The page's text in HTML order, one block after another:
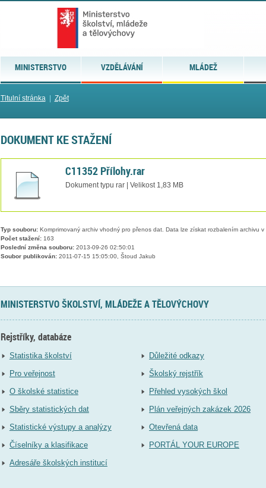
MINISTERSTVO VZDĚLÁVÁNÍ MLÁDEŽ
Titulní stránka| Zpět
DOKUMENT KE STAŽENÍ
C11352 Přílohy.rar
Dokument typu rar | Velikost 1,83 MB
Typ souboru:Komprimovaný archiv vhodný pro přenos dat. Data lze získat rozbalením archivu
Počet stažení:163
Poslední změna souboru:2013-09-26 02:50:01
Soubor publikován:2011-07-15 15:05:00, Štoud Jakub
MINISTERSTVO ŠKOLSTVÍ, MLÁDEŽE A TĚLOVÝCHOVY
Rejstříky, databáze
Statistika školství
Pro veřejnost
O školské statistice
Sběry statistických dat
Statistické výstupy a analýzy
Číselníky a klasifikace
Adresáře školských institucí
Důležité odkazy
Školský rejstřík
Přehled vysokých škol
Plán veřejných zakázek 2026
Otevřená data
PORTÁL YOUR EUROPE